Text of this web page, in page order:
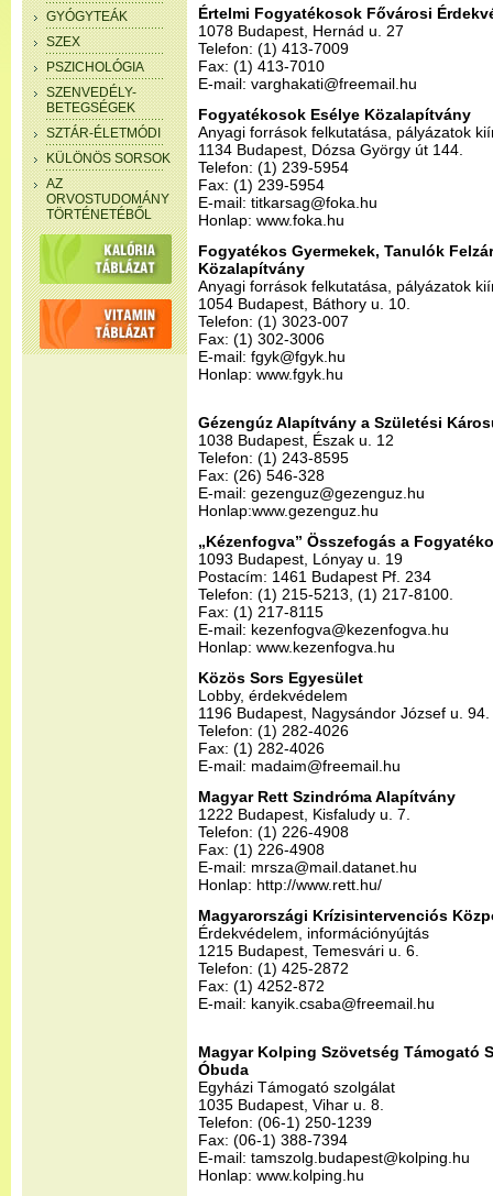
GYÓGYTEÁK
SZEX
PSZICHOLÓGIA
SZENVEDÉLY-
BETEGSÉGEK
SZTÁR-ÉLETMÓDI
KÜLÖNÖS SORSOK
AZ
ORVOSTUDOMÁNY
TÖRTÉNETÉBŐL
Értelmi Fogyatékosok Fővárosi
1078 Budapest, Hernád u. 27
Telefon: (1) 413-7009
Fax: (1) 413-7010
E-mail: varghakati@freemail.hu
Fogyatékosok Esélye Közalapítvány
Anyagi források felkutatása, pályázatok
1134 Budapest, Dózsa György út 144.
Telefon: (1) 239-5954
Fax: (1) 239-5954
E-mail: titkarsag@foka.hu
Honlap: www.foka.hu
Fogyatékos Gyermekek, Tanulók
Közalapítvány
Anyagi források felkutatása, pályázatok
1054 Budapest, Báthory u. 10.
Telefon: (1) 3023-007
Fax: (1) 302-3006
E-mail: fgyk@fgyk.hu
Honlap: www.fgyk.hu
Gézengúz Alapítvány a Születési
1038 Budapest, Észak u. 12
Telefon: (1) 243-8595
Fax: (26) 546-328
E-mail: gezenguz@gezenguz.hu
Honlap:www.gezenguz.hu
„Kézenfogva” Összefogás a
1093 Budapest, Lónyay u. 19
Postacím: 1461 Budapest Pf. 234
Telefon: (1) 215-5213, (1) 217-8100.
Fax: (1) 217-8115
E-mail: kezenfogva@kezenfogva.hu
Honlap: www.kezenfogva.hu
Közös Sors Egyesület
Lobby, érdekvédelem
1196 Budapest, Nagysándor József u. 94.
Telefon: (1) 282-4026
Fax: (1) 282-4026
E-mail: madaim@freemail.hu
Magyar Rett Szindróma Alapítvány
1222 Budapest, Kisfaludy u. 7.
Telefon: (1) 226-4908
Fax: (1) 226-4908
E-mail: mrsza@mail.datanet.hu
Honlap: http://www.rett.hu/
Magyarországi Krízisintervenciós
Érdekvédelem, információnyújtás
1215 Budapest, Temesvári u. 6.
Telefon: (1) 425-2872
Fax: (1) 4252-872
E-mail: kanyik.csaba@freemail.hu
Magyar Kolping Szövetség Támogató
Óbuda
Egyházi Támogató szolgálat
1035 Budapest, Vihar u. 8.
Telefon: (06-1) 250-1239
Fax: (06-1) 388-7394
E-mail: tamszolg.budapest@kolping.hu
Honlap: www.kolping.hu